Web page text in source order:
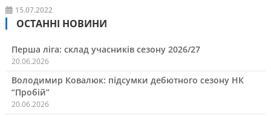
15.07.2022
ОСТАННІ НОВИНИ
Перша ліга: склад учасників сезону 2026/27
20.06.2026
Володимир Ковалюк: підсумки дебютного сезону НК
“Пробій”
20.06.2026